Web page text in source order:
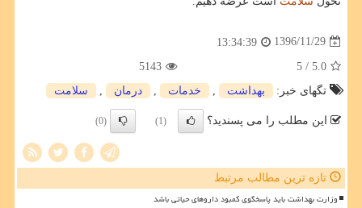
1396/11/29
13:34:39
5.0
/ 5
5143
تگهای خبر:
بهداشت خدمات درمان سلامت
این مطلب را می پسندید؟ (1)
(0)
تازه ترین مطالب مرتبط
وزارت بهداشت باید پاسخگوی کمبود داروهای حیاتی باشد